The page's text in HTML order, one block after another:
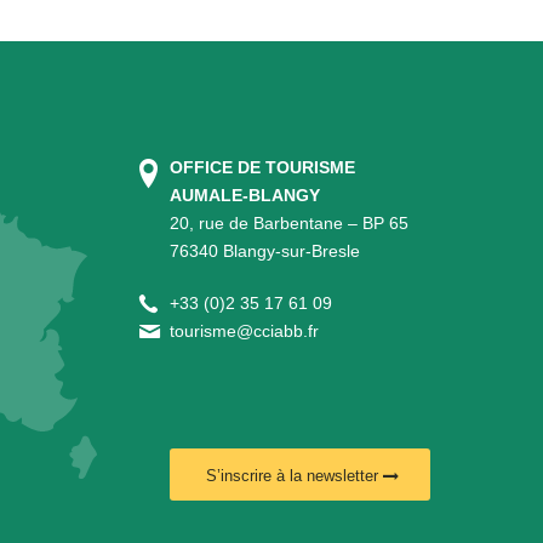
OFFICE DE TOURISME
AUMALE-BLANGY
20, rue de Barbentane – BP 65
76340 Blangy-sur-Bresle
+33 (0)2 35 17 61 09
tourisme@cciabb.fr
S’inscrire à la newsletter